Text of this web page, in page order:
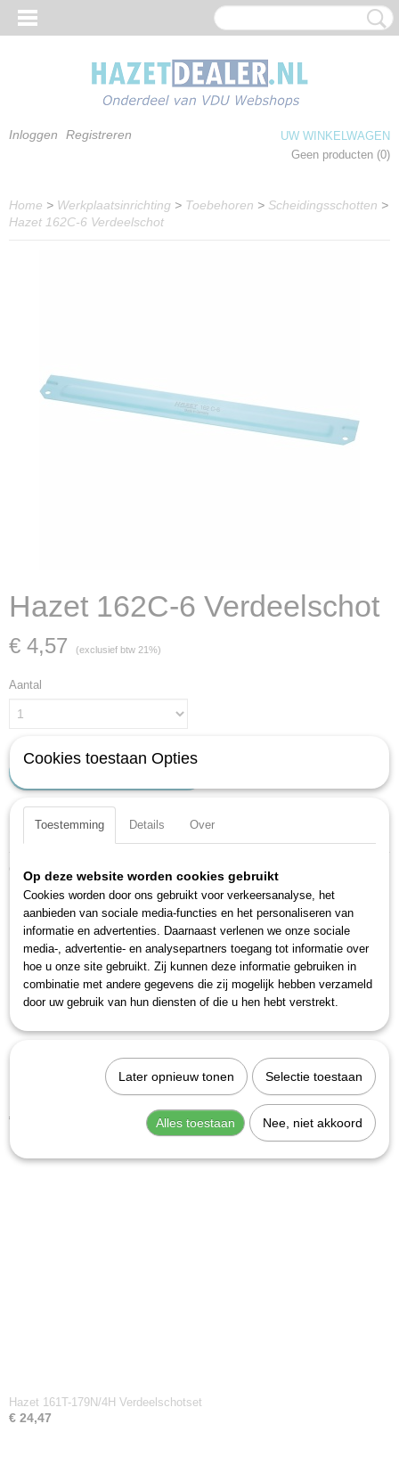
Inloggen Registreren
UW WINKELWAGEN
Geen producten (0)
Home > Werkplaatsinrichting > Toebehoren > Scheidingsschotten >
Hazet 162C-6 Verdeelschot
Hazet 162C-6 Verdeelschot
€ 4,57 (exclusief btw 21%)
Aantal
IN WINKELWAGEN
Specificaties
162C-6
EAN code
4000896079810
Productcode leverancier
162C-6
Ook interessant
€ 22,83
Hazet 161T-179N/4H Verdeelschotset
€ 24,47
Cookies toestaan Opties
Toestemming Details Over
Op deze website worden cookies gebruikt
Cookies worden door ons gebruikt voor verkeersanalyse, het
aanbieden van sociale media-functies en het personaliseren van
informatie en advertenties. Daarnaast verlenen we onze sociale
media-, advertentie- en analysepartners toegang tot informatie over
hoe u onze site gebruikt. Zij kunnen deze informatie gebruiken in
combinatie met andere gegevens die zij mogelijk hebben verzameld
door uw gebruik van hun diensten of die u hen hebt verstrekt.
Later opnieuw tonen Selectie toestaan
Alles toestaan Nee, niet akkoord